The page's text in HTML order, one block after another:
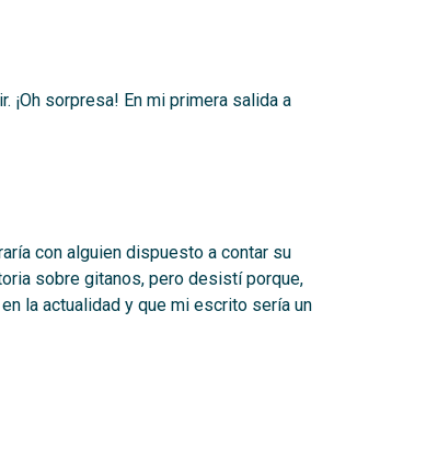
¡Oh sorpresa! En mi primera salida a
con alguien dispuesto a contar su
sobre gitanos, pero desistí porque,
la actualidad y que mi escrito sería un